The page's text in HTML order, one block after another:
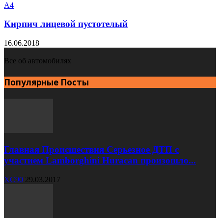
A4
Кирпич лицевой пустотелый
16.06.2018
Все об автомобилях
Популярные Посты
Главная Происшествия Серьезное ДТП с
участием Lamborghini Huracan произошло...
XC90 29.03.2017